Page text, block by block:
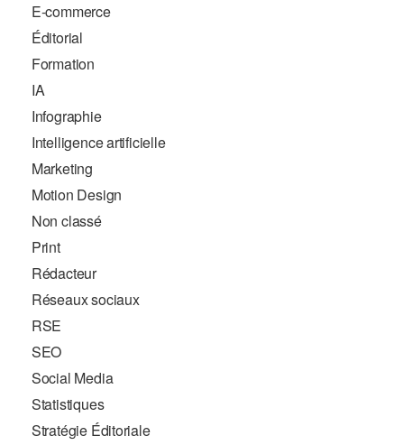
E-commerce
Éditorial
Formation
IA
Infographie
Intelligence artificielle
Marketing
Motion Design
Non classé
Print
Rédacteur
Réseaux sociaux
RSE
SEO
Social Media
Statistiques
Stratégie Éditoriale